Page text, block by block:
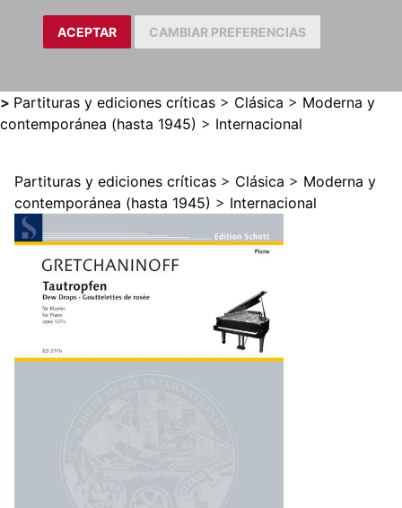
ACEPTAR CAMBIAR PREFERENCIAS
> Partituras y ediciones críticas > Clásica > Moderna y
contemporánea (hasta 1945) > Internacional
Partituras y ediciones críticas > Clásica > Moderna y
contemporánea (hasta 1945) > Internacional